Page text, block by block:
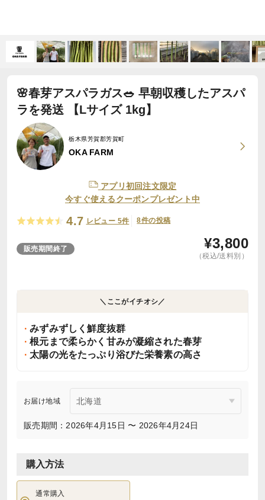
🌸春芽アスパラガス🥗 早朝収穫したアスパ
ラを発送 【Lサイズ 1kg】
栃木県芳賀郡芳賀町
OKA FARM
アプリ初回注文限定
今すぐ使えるクーポンプレゼント中
4.7 レビュー 5件 8件の投稿
販売期間終了 ¥3,800
（税込/送料別）
＼ここがイチオシ／
みずみずしく鮮度抜群
根元まで柔らかく甘みが凝縮された春芽
太陽の光をたっぷり浴びた栄養素の高さ
お届け地域
販売期間：2026年4月15日 〜 2026年4月24日
購入方法
通常購入